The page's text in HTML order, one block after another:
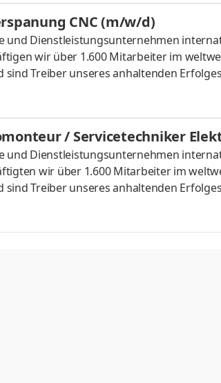
eingesetzten Montageteams
Tä
CNC (m/w/d)
und Dienstleistungsunternehmen
wir über 1.600 Mitarbeiter im
Treiber unseres anhaltenden
Mechaniker / Mechatroniker /
sowie Optimierungen der Maschinen
Abwechslungsreiche Tätigkeit,
Raumfahrt, L
/ Servicetechniker
und Dienstleistungsunternehmen
wir über 1.600 Mitarbeiter im
Treiber unseres anhaltenden
Elektriker / Elektroniker /
Umbauten und Reparaturen
Tätigkeit, vorwiegend in